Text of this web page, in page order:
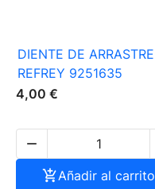
DIENTE DE ARRASTRE
REFREY 9251635
4,00 €

Añadir al carrito